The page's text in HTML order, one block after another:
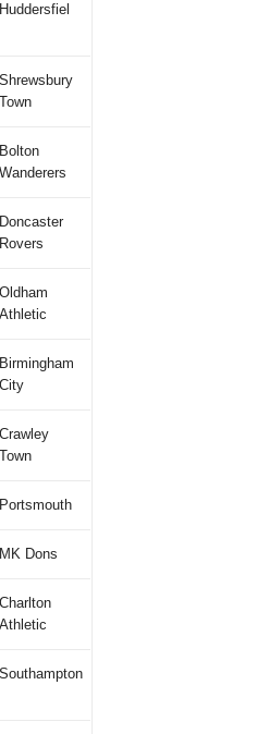
Huddersfiel
Shrewsbury
Town
Bolton
Wanderers
Doncaster
Rovers
Oldham
Athletic
Birmingham
City
Crawley
Town
Portsmouth
MK Dons
Charlton
Athletic
Southampton